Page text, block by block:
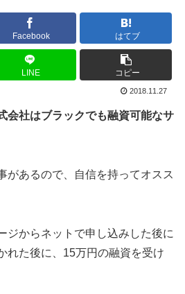
Facebook はてブ
LINE コピー
2018.11.27
会社はブラックでも融資可能なサ
があるので、自信を持ってオスス
ジからネットで申し込みした後に
れた後に、15万円の融資を受け